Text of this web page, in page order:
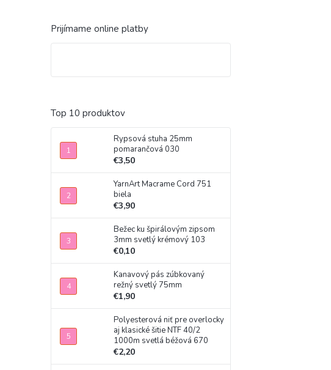
Prijímame online platby
Top 10 produktov
Rypsová stuha 25mm
pomarančová 030
€3,50
YarnArt Macrame Cord 751
biela
€3,90
Bežec ku špirálovým zipsom
3mm svetlý krémový 103
€0,10
Kanavový pás zúbkovaný
režný svetlý 75mm
€1,90
Polyesterová niť pre overlocky
aj klasické šitie NTF 40/2
1000m svetlá béžová 670
€2,20